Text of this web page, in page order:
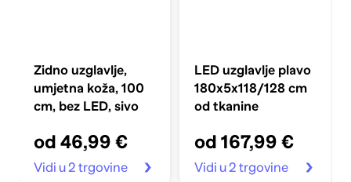
Zidno uzglavlje,
umjetna koža, 100
cm, bez LED, sivo
od 46,99 €
Vidi u 2 trgovine
LED uzglavlje plavo
180x5x118/128 cm
od tkanine
od 167,99 €
Vidi u 2 trgovine